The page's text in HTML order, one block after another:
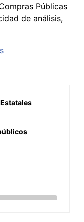
Públicas
de análisis,